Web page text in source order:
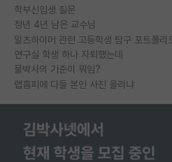
학부신입생 질문
정년 4년 남은 교수님
알츠하이머 관련 고등학생 탐구 포트폴리
연구실 학생 하나 자퇴했는데
물박사의 기준이 뭐임?
랩홈피에 다들 본인 사진 올리냐